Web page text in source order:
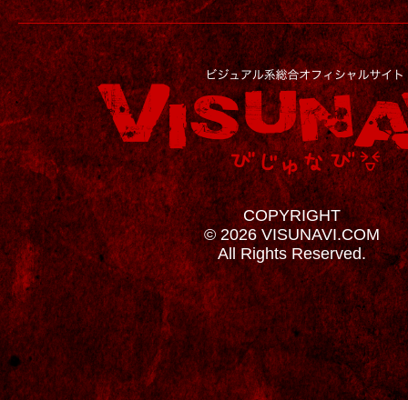
COPYRIGHT
© 2026 VISUNAVI.COM
All Rights Reserved.